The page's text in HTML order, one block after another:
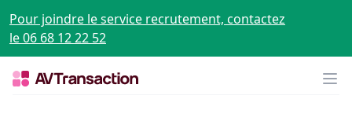
Pour joindre le service recrutement, contactez
le 06 68 12 22 52